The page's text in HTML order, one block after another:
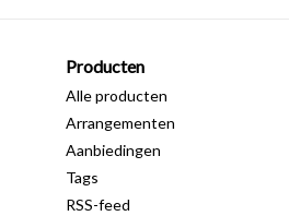
Producten
Alle producten
Arrangementen
Aanbiedingen
Tags
RSS-feed